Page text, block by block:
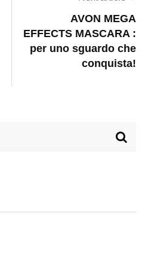
AVON MEGA
EFFECTS MASCARA :
per uno sguardo che
conquista!